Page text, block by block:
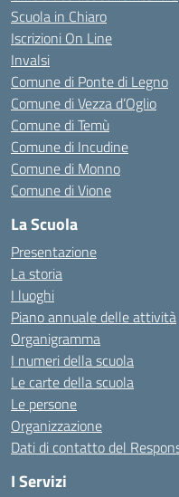
Scuola in Chiaro
Iscrizioni On Line
Invalsi
Comune di Ponte di Legno
Comune di Vezza d’Oglio
Comune di Temù
Comune di Incudine
Comune di Monno
Comune di Vione
La Scuola
Presentazione
La storia
I luoghi
Piano annuale delle attività
Organigramma
I numeri della scuola
Le carte della scuola
Le persone
Organizzazione
Dati di contatto del
I Servizi